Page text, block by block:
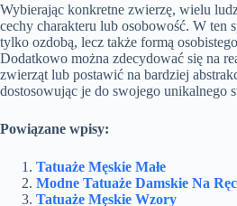
Wybierając konkretne zwierzę, wielu
cechy charakteru lub osobowość. W ten
tylko ozdobą, lecz także formą
Dodatkowo można zdecydować się na
zwierząt lub postawić na bardziej
dostosowując je do swojego unikalnego
Powiązane wpisy:
Tatuaże Męskie Małe
Modne Tatuaże Damskie Na
Tatuaże Męskie Wzory